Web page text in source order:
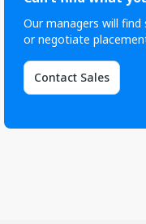
Our managers will
or negotiate
Contact Sales